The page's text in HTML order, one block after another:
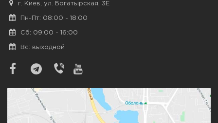
г. Киев, ул. Богатырская, 3Е
Пн-Пт: 08:00 - 18:00
Сб: 09:00 - 16:00
Вс: выходной